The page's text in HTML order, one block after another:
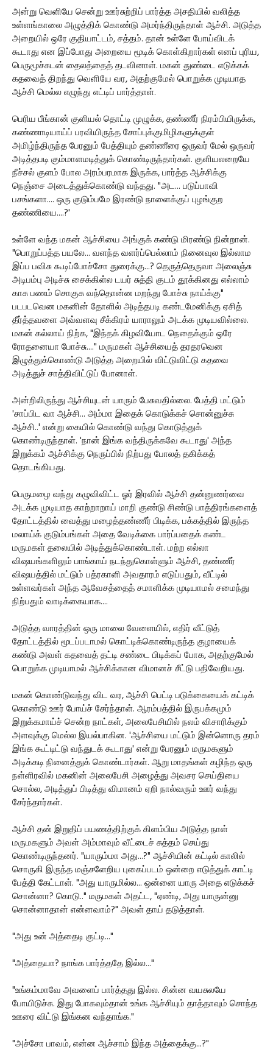
அன்று வெளியே சென்று ஊர்சுற்றிப் பார்த்த அசதியில் வலித்த
உள்ளங்காலை அழுத்திக் கொண்டு அமர்ந்திருந்தாள் ஆச்சி. அடுத்த
அறையில் ஒரே குதியாட்டம், சத்தம். தான் உள்ளே போய்விடக்
கூடாது என இப்போது அறையை மூடிக் கொள்கிறார்கள் எனப் புரிய,
பெருமூச்சுடன் தைலத்தைத் தடவினாள். மகன் துண்டை எடுக்கக்
கதவைத் திறந்து வெளியே வர, அதற்குமேல் பொறுக்க முடியாத
ஆச்சி மெல்ல எழுந்து எட்டிப் பார்த்தாள்.
பெரிய பீங்கான் குளியல் தொட்டி முழுக்க, தண்ணீர் நிரம்பியிருக்க,
கண்ணாடியாய்ப் பரவியிருந்த சோப்புக்குமிழிகளுக்குள்
அமிழ்ந்திருந்த பேரனும் பேத்தியும் தண்ணீரை ஒருவர் மேல் ஒருவர்
அடித்தபடி கும்மாளமடித்துக் கொண்டிருந்தார்கள். குளியலறையே
நீச்சல் குளம் போல அரம்பரமாக இருக்க, பார்த்த ஆச்சிக்கு
நெஞ்சை அடைத்துக்கொண்டு வந்தது. "அட... படுப்பாவி
பசங்களா.... ஒரு குடும்பமே இரண்டு நாளைக்குப் புழங்குற
தண்ணியை....?'
உள்ளே வந்த மகன் ஆச்சியை அங்குக் கண்டு மிரண்டு நின்றான்.
"பொறுப்பத்த பயலே... வளந்த வளர்ப்பெல்லாம் நினைவுல இல்லாம
இப்ப பவிசு கூடிப்போச்சோ துரைக்கு...? தெருத்தெருவா அலைஞ்சு
அடிபம்பு அடிச்சு சைக்கிள்ல டயர் சுத்தி குடம் தூக்கினது எல்லாம்
காசு பணம் சொகுசு வந்தொன்ன மறந்து போச்சு நாய்க்கு"
படபடவென மகனின் தோளில் அடித்தபடி கண்டமேனிக்கு ஏசித்
தீர்த்தவளை அவ்வளவு சீக்கிரம் யாராலும் அடக்க முடியவில்லை.
மகன் கல்லாய் நிற்க, "இந்தக் கிழவியோட நெதைக்கும் ஒரே
ரோதனையா போச்சு...." மருமகள் ஆச்சியைத் தரதரவென
இழுத்துக்கொண்டு அடுத்த அறையில் விட்டுவிட்டு கதவை
அடித்துச் சாத்திவிட்டுப் போனாள்.
அன்றிலிருந்து ஆச்சியுடன் யாரும் பேசுவதில்லை. பேத்தி மட்டும்
'சாப்பிட வா ஆச்சி... அம்மா இதைக் கொடுக்கச் சொன்னுச்சு
ஆச்சி..' என்று கையில் கொண்டு வந்து கொடுத்துக்
கொண்டிருந்தாள். 'நான் இங்க வந்திருக்கவே கூடாது' அந்த
இறுக்கம் ஆச்சிக்கு நெருப்பில் நிற்பது போலத் தகிக்கத்
தொடங்கியது.
பெருமழை வந்து கழுவிவிட்ட ஓர் இரவில் ஆச்சி தன்னுணர்வை
அடக்க முடியாத காற்றாறாய் மாறி குண்டு சிண்டு பாத்திரங்களைத்
தோட்டத்தில் வைத்து மழைத்தண்ணீர் பிடிக்க, பக்கத்தில் இருந்த
மலாய்க் குடும்பங்கள் அதை வேடிக்கை பார்ப்பதைக் கண்ட
மருமகள் தலையில் அடித்துக்கொண்டாள். மற்ற எல்லா
விஷயங்களிலும் பாங்காய் நடந்துகொள்ளும் ஆச்சி, தண்ணீர்
விஷயத்தில் மட்டும் பத்ரகாளி அவதாரம் எடுப்பதும், வீட்டில்
உள்ளவர்கள் அந்த ஆவேசத்தைத் சமாளிக்க முடியாமல் சமைந்து
நிற்பதும் வாடிக்கையாக....
அடுத்த வாரத்தின் ஒரு மாலை வேளையில், எதிர் வீட்டுத்
தோட்டத்தில் மூடப்படாமல் கொட்டிக்கொண்டிருந்த குழாயைக்
கண்டு அவள் கதவைத் தட்டி சண்டை பிடிக்கப் போக, அதற்குமேல்
பொறுக்க முடியாமல் ஆச்சிக்கான விமானச் சீட்டு பதிவேறியது.
மகன் கொண்டுவந்து விட வர, ஆச்சி பெட்டி படுக்கையைக் கட்டிக்
கொண்டு ஊர் போய்ச் சேர்ந்தாள். ஆரம்பத்தில் இருபக்கமும்
இறுக்கமாய்ச் சென்ற நாட்கள், அலைபேசியில் நலம் விசாரிக்கும்
அளவுக்கு மெல்ல இயல்பாகின. 'ஆச்சியை மட்டும் இன்னொரு தரம்
இங்க கூட்டிட்டு வந்துடக் கூடாது' என்று பேரனும் மருமகளும்
அடிக்கடி நினைத்துக் கொண்டார்கள். ஆறு மாதங்கள் கழிந்த ஒரு
நள்ளிரவில் மகனின் அலைபேசி அழைத்து அவசர செய்தியை
சொல்ல, அடித்துப் பிடித்து விமானம் ஏறி நால்வரும் ஊர் வந்து
சேர்ந்தார்கள்.
ஆச்சி தன் இறுதிப் பயணத்திற்குக் கிளம்பிய அடுத்த நாள்
மருமகளும் அவள் அம்மாவும் வீட்டைச் சுத்தம் செய்து
கொண்டிருந்தனர். "யாரும்மா அது...?" ஆச்சியின் கட்டில் காலில்
சொருகி இருந்த மஞ்சளேறிய புகைப்படம் ஒன்றை எடுத்துக் காட்டி
பேத்தி கேட்டாள். "அது யாருமில்ல... ஒன்னை யாரு அதை எடுக்கச்
சொன்னா? கொடு.." மருமகள் அதட்ட, "ஏண்டி, அது யாருன்னு
சொன்னாதான் என்னவாம்?" அவள் தாய் தடுத்தாள்.
"அது உன் அத்தைடி குட்டி..."
"அத்தையா? நாங்க பார்த்ததே இல்ல..."
"உங்கம்மாவே அவளைப் பார்த்தது இல்ல. சின்ன வயசுலயே
போயிடுச்சு. இது போகவும்தான் உங்க ஆச்சியும் தாத்தாவும் சொந்த
ஊரை விட்டு இங்கன வந்தாங்க."
"அச்சோ பாவம், என்ன ஆச்சாம் இந்த அத்தைக்கு...?"